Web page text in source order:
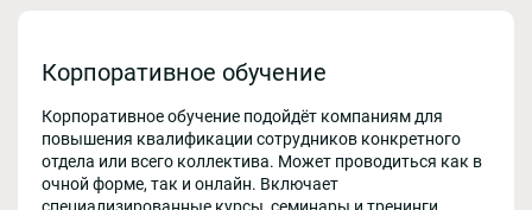
Корпоративное обучение
Корпоративное обучение подойдёт компаниям для
повышения квалификации сотрудников конкретного
отдела или всего коллектива. Может проводиться как в
очной форме, так и онлайн. Включает